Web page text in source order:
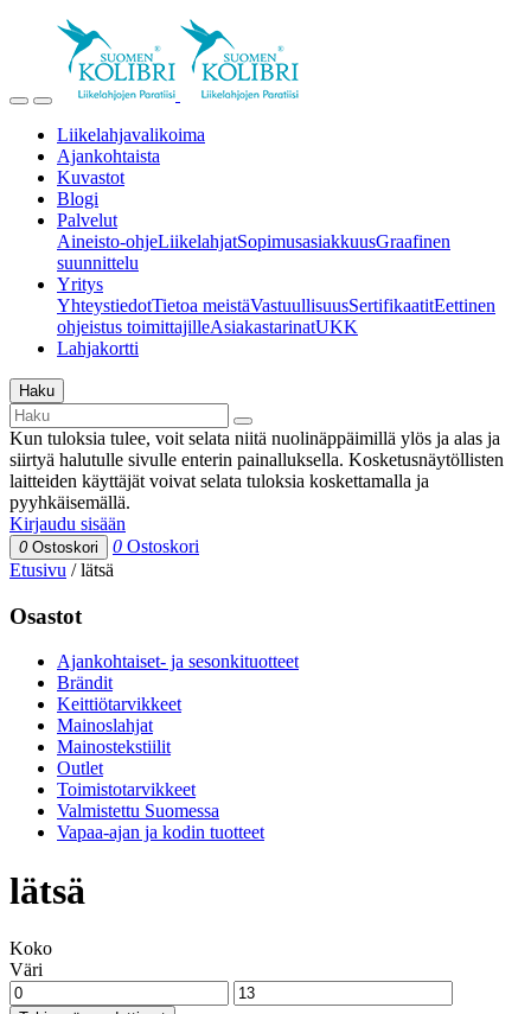
Liikelahjavalikoima
Ajankohtaista
Kuvastot
Blogi
Palvelut
Aineisto-ohjeLiikelahjatSopimusasiakkuusGraafinen
suunnittelu
Yritys
YhteystiedotTietoa meistäVastuullisuusSertifikaatitEettinen
ohjeistus toimittajilleAsiakastarinatUKK
Lahjakortti
Haku
Kun tuloksia tulee, voit selata niitä nuolinäppäimillä ylös ja alas ja
siirtyä halutulle sivulle enterin painalluksella. Kosketusnäytöllisten
laitteiden käyttäjät voivat selata tuloksia koskettamalla ja
pyyhkäisemällä.
Kirjaudu sisään
0 Ostoskori 0 Ostoskori
Etusivu /lätsä
Osastot
Ajankohtaiset- ja sesonkituotteet
Brändit
Keittiötarvikkeet
Mainoslahjat
Mainostekstiilit
Outlet
Toimistotarvikkeet
Valmistettu Suomessa
Vapaa-ajan ja kodin tuotteet
lätsä
Koko
Väri